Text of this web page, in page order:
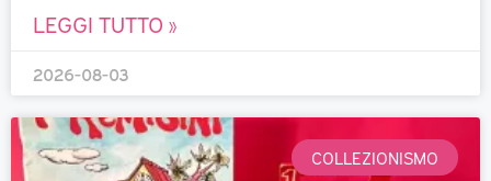
LEGGI TUTTO »
2026-08-03
COLLEZIONISMO